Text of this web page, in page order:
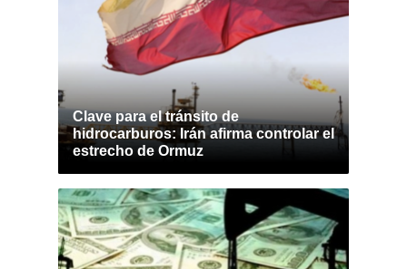
Clave para el tránsito de
hidrocarburos: Irán afirma controlar el
estrecho de Ormuz